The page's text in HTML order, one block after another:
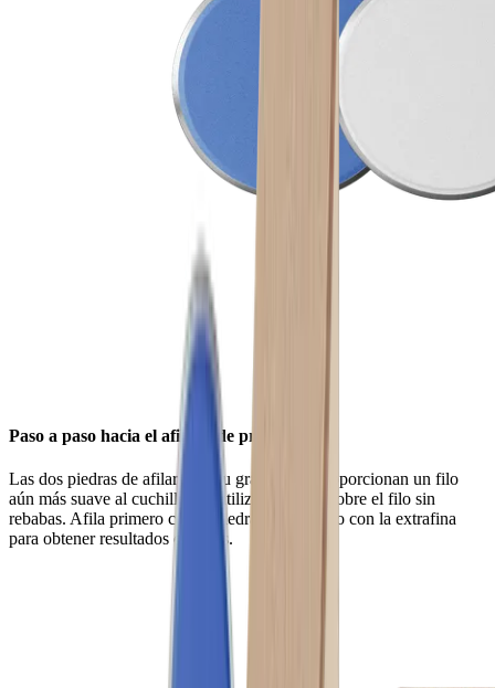
Paso a paso hacia el afilado de precisión
Las dos piedras de afilar, con su grano fino, proporcionan un filo
aún más suave al cuchillo. Se utilizan en seco sobre el filo sin
rebabas. Afila primero con la piedra fina y luego con la extrafina
para obtener resultados óptimos.